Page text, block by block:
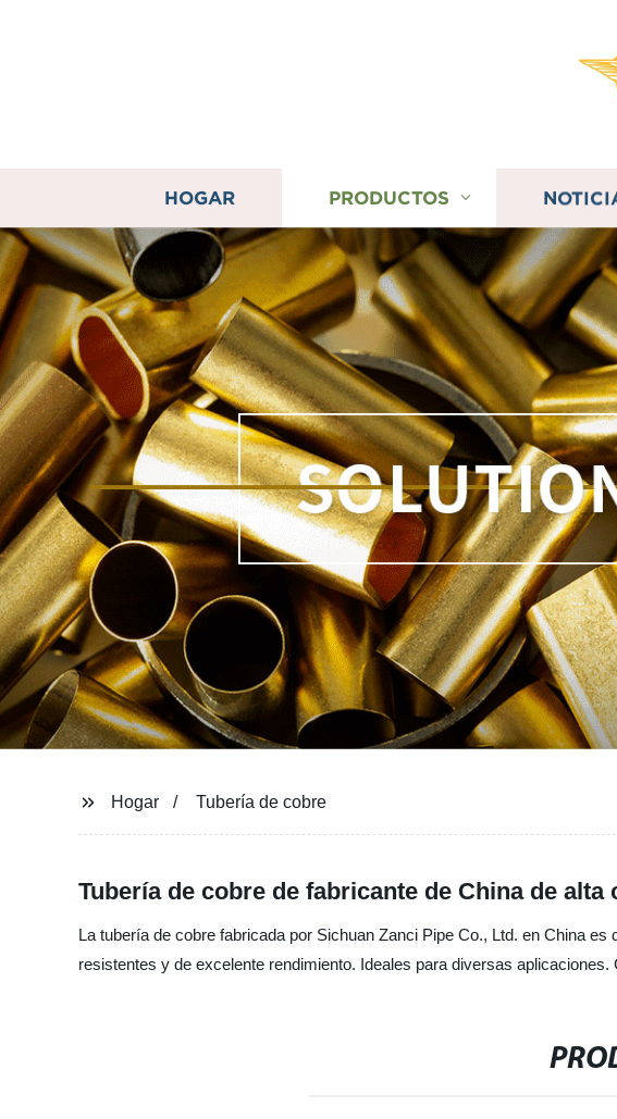
HOGAR PRODUCTOS
Hogar Tubería de cobre
Tubería de cobre de fabricante de China de alta
La tubería de cobre fabricada por Sichuan Zanci Pipe Co., Ltd. en China
resistentes y de excelente rendimiento. Ideales para diversas